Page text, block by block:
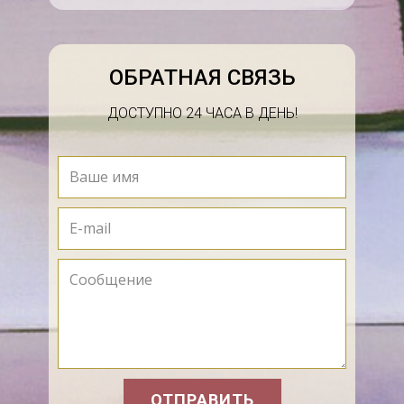
применением специализированного
Технологический цикл – замкнутый цикл,
необходимых работ в одном производственном
помещении, начиная от приемки ремонтного
фонда и оканчивая выдачей готовой
продукции.
Обеспечение участка сборки двигателей
запасными частями ведется через центральный
«Новосибирскавторемонт». Узким местом
восстановление коленчатых валов, является
обусловлено применением отсталой
ОБРАТНАЯ СВЯЗЬ
ДОСТУПНО 24 ЧАСА В ДЕНЬ!
ОТПРАВИТЬ